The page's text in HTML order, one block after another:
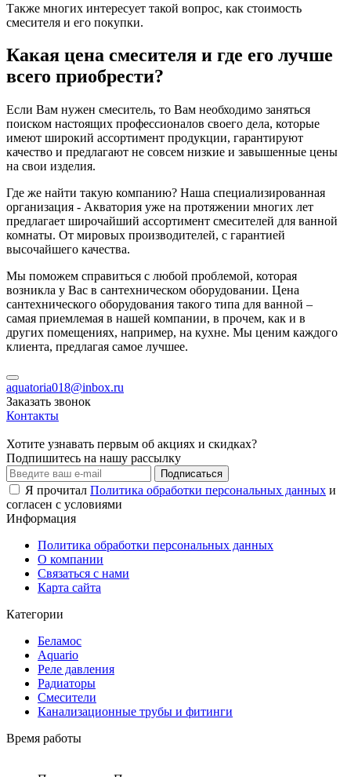
Также многих интересует такой вопрос, как стоимость
смесителя и его покупки.
Какая цена смесителя и где его лучше
всего приобрести?
Если Вам нужен смеситель, то Вам необходимо заняться
поиском настоящих профессионалов своего дела, которые
имеют широкий ассортимент продукции, гарантируют
качество и предлагают не совсем низкие и завышенные цены
на свои изделия.
Где же найти такую компанию? Наша специализированная
организация - Акватория уже на протяжении многих лет
предлагает широчайший ассортимент смесителей для ванной
комнаты. От мировых производителей, с гарантией
высочайшего качества.
Мы поможем справиться с любой проблемой, которая
возникла у Вас в сантехническом оборудовании. Цена
сантехнического оборудования такого типа для ванной –
самая приемлемая в нашей компании, в прочем, как и в
других помещениях, например, на кухне. Мы ценим каждого
клиента, предлагая самое лучшее.
aquatoria018@inbox.ru
Заказать звонок
Контакты
Хотите узнавать первым об акциях и скидках?
Подпишитесь на нашу рассылку
Подписаться
Я прочитал Политика обработки персональных данных и
согласен с условиями
Информация
Политика обработки персональных данных
О компании
Связаться с нами
Карта сайта
Категории
Беламос
Aquario
Реле давления
Радиаторы
Смесители
Канализационные трубы и фитинги
Время работы